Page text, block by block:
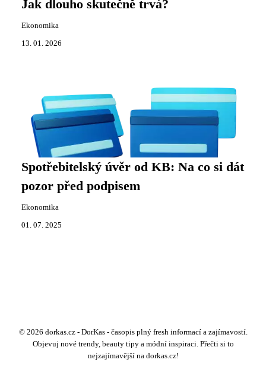
Jak dlouho skutečně trvá?
Ekonomika
13. 01. 2026
Spotřebitelský úvěr od KB: Na co si dát
pozor před podpisem
Ekonomika
01. 07. 2025
© 2026 dorkas.cz - DorKas - časopis plný fresh informací a zajímavostí.
Objevuj nové trendy, beauty tipy a módní inspiraci. Přečti si to
nejzajímavější na dorkas.cz!